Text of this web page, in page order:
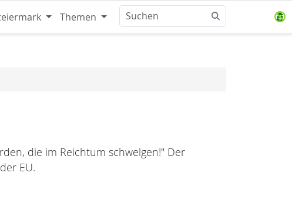
Themen
die im Reichtum schwelgen!" Der
EU.